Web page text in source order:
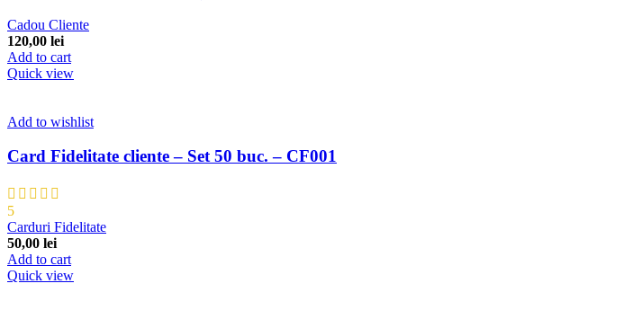
Cadou Cliente
120,00 lei
Add to cart
Quick view
Add to wishlist
Card Fidelitate cliente – Set 50 buc. – CF001
5
Carduri Fidelitate
50,00 lei
Add to cart
Quick view